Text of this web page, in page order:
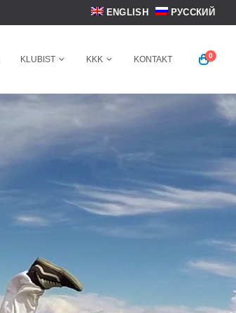
ENGLISH РУССКИЙ
KLUBIST KKK KONTAKT 0